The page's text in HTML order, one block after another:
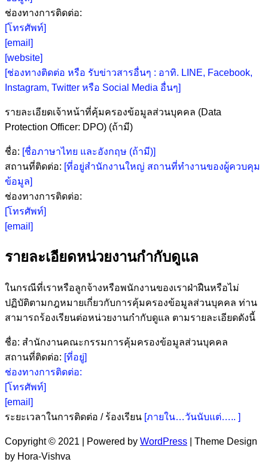
ช่องทางการติดต่อ:
[โทรศัพท์]
[email]
[website]
[ช่องทางติดต่อ หรือ รับข่าวสารอื่นๆ : อาทิ. LINE, Facebook,
Instagram, Twitter หรือ Social Media อื่นๆ]
รายละเอียดเจ้าหน้าที่คุ้มครองข้อมูลส่วนบุคคล (Data
Protection Officer: DPO) (ถ้ามี)
ชื่อ: [ชื่อภาษาไทย และอังกฤษ (ถ้ามี)]
สถานที่ติดต่อ: [ที่อยู่สำนักงานใหญ่ สถานที่ทำงานของผู้ควบคุม
ข้อมูล]
ช่องทางการติดต่อ:
[โทรศัพท์]
[email]
รายละเอียดหน่วยงานกำกับดูแล
ในกรณีที่เราหรือลูกจ้างหรือพนักงานของเราฝ่าฝืนหรือไม่
ปฏิบัติตามกฎหมายเกี่ยวกับการคุ้มครองข้อมูลส่วนบุคคล ท่าน
สามารถร้องเรียนต่อหน่วยงานกำกับดูแล ตามรายละเอียดดังนี้
ชื่อ: สำนักงานคณะกรรมการคุ้มครองข้อมูลส่วนบุคคล
สถานที่ติดต่อ: [ที่อยู่]
ช่องทางการติดต่อ:
[โทรศัพท์]
[email]
ระยะเวลาในการติดต่อ / ร้องเรียน [ภายใน…วันนับแต่….. ]
Copyright © 2021 | Powered by WordPress
Theme Design
by Hora-Vishva